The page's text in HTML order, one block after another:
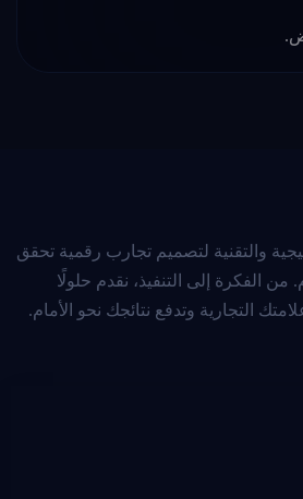
والتقنية لتصميم تجارب رقمية تحقق
من الفكرة إلى التنفيذ، نقدم حلولًا
التجارية وتدفع نتائجك نحو الأمام.